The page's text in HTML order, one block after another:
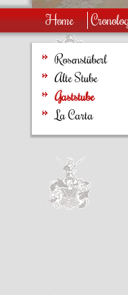
Home
Rosenstüberl
Alte Stube
Gaststube
La Carta